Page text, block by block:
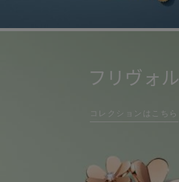
フリヴォル
コレクションはこちら